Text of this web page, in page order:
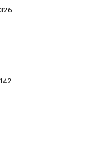
326
142